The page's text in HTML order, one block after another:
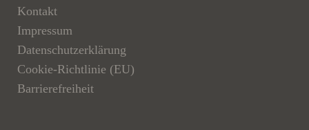
Kontakt
Impressum
Datenschutzerklärung
Cookie-Richtlinie (EU)
Barrierefreiheit